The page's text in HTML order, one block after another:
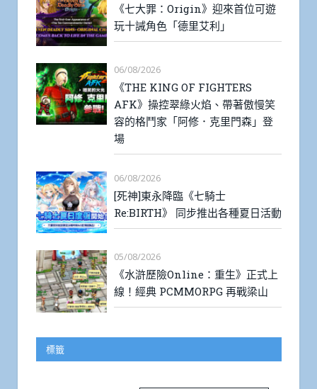
《七大罪：Origin》迎來首位可遊
玩十誡角色「德里艾利」
06/08/2026
《THE KING OF FIGHTERS
AFK》操控翠綠火焰、帶著傲慢笑
容的格鬥家「阿修．克里門森」登
場
06/08/2026
[死神]東永降臨《七騎士
Re:BIRTH》 同步推出各種夏日活動
05/08/2026
《水滸歷險Online：重生》正式上
線！經典 PCMMORPG 再戰梁山
標籤